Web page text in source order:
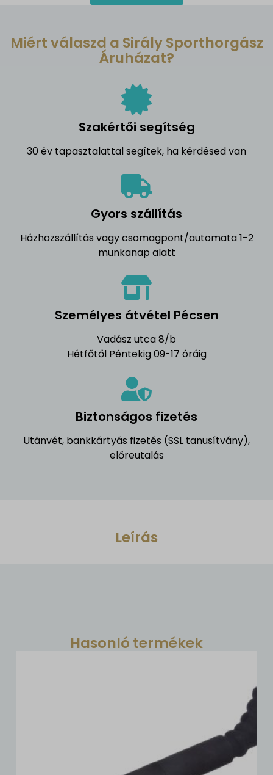
Miért válaszd a Sirály Sporthorgász
Áruházat?
Szakértői segítség
30 év tapasztalattal segítek, ha kérdésed van
Gyors szállítás
Házhozszállítás vagy csomagpont/automata 1-2
munkanap alatt
Személyes átvétel Pécsen
Vadász utca 8/b
Hétfőtől Péntekig 09-17 óráig
Biztonságos fizetés
Utánvét, bankkártyás fizetés (SSL tanusítvány),
előreutalás
Leírás
Hasonló termékek